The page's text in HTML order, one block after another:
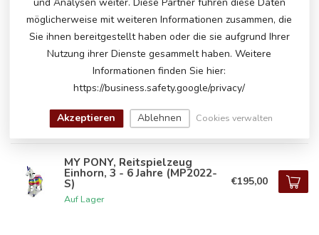
MY PONY, reitendes zebra, 3 -
6 Jahre (MP2001-S)
Auf Lager
€195,00
MY PONY ®,
Elefantenreitspielzeug 3 - 6
Jahre (ATS2011)
Auf Lager
MY PONY, Reitspielzeug
Einhorn, 3 - 6 Jahre (MP2022-
S)
Auf Lager
€195,00
möglicherweise mit weiteren Informationen zusammen, die
Sie ihnen bereitgestellt haben oder die sie aufgrund Ihrer
Nutzung ihrer Dienste gesammelt haben. Weitere
Informationen finden Sie hier:
https://business.safety.google/privacy/
Akzeptieren Ablehnen Cookies verwalten